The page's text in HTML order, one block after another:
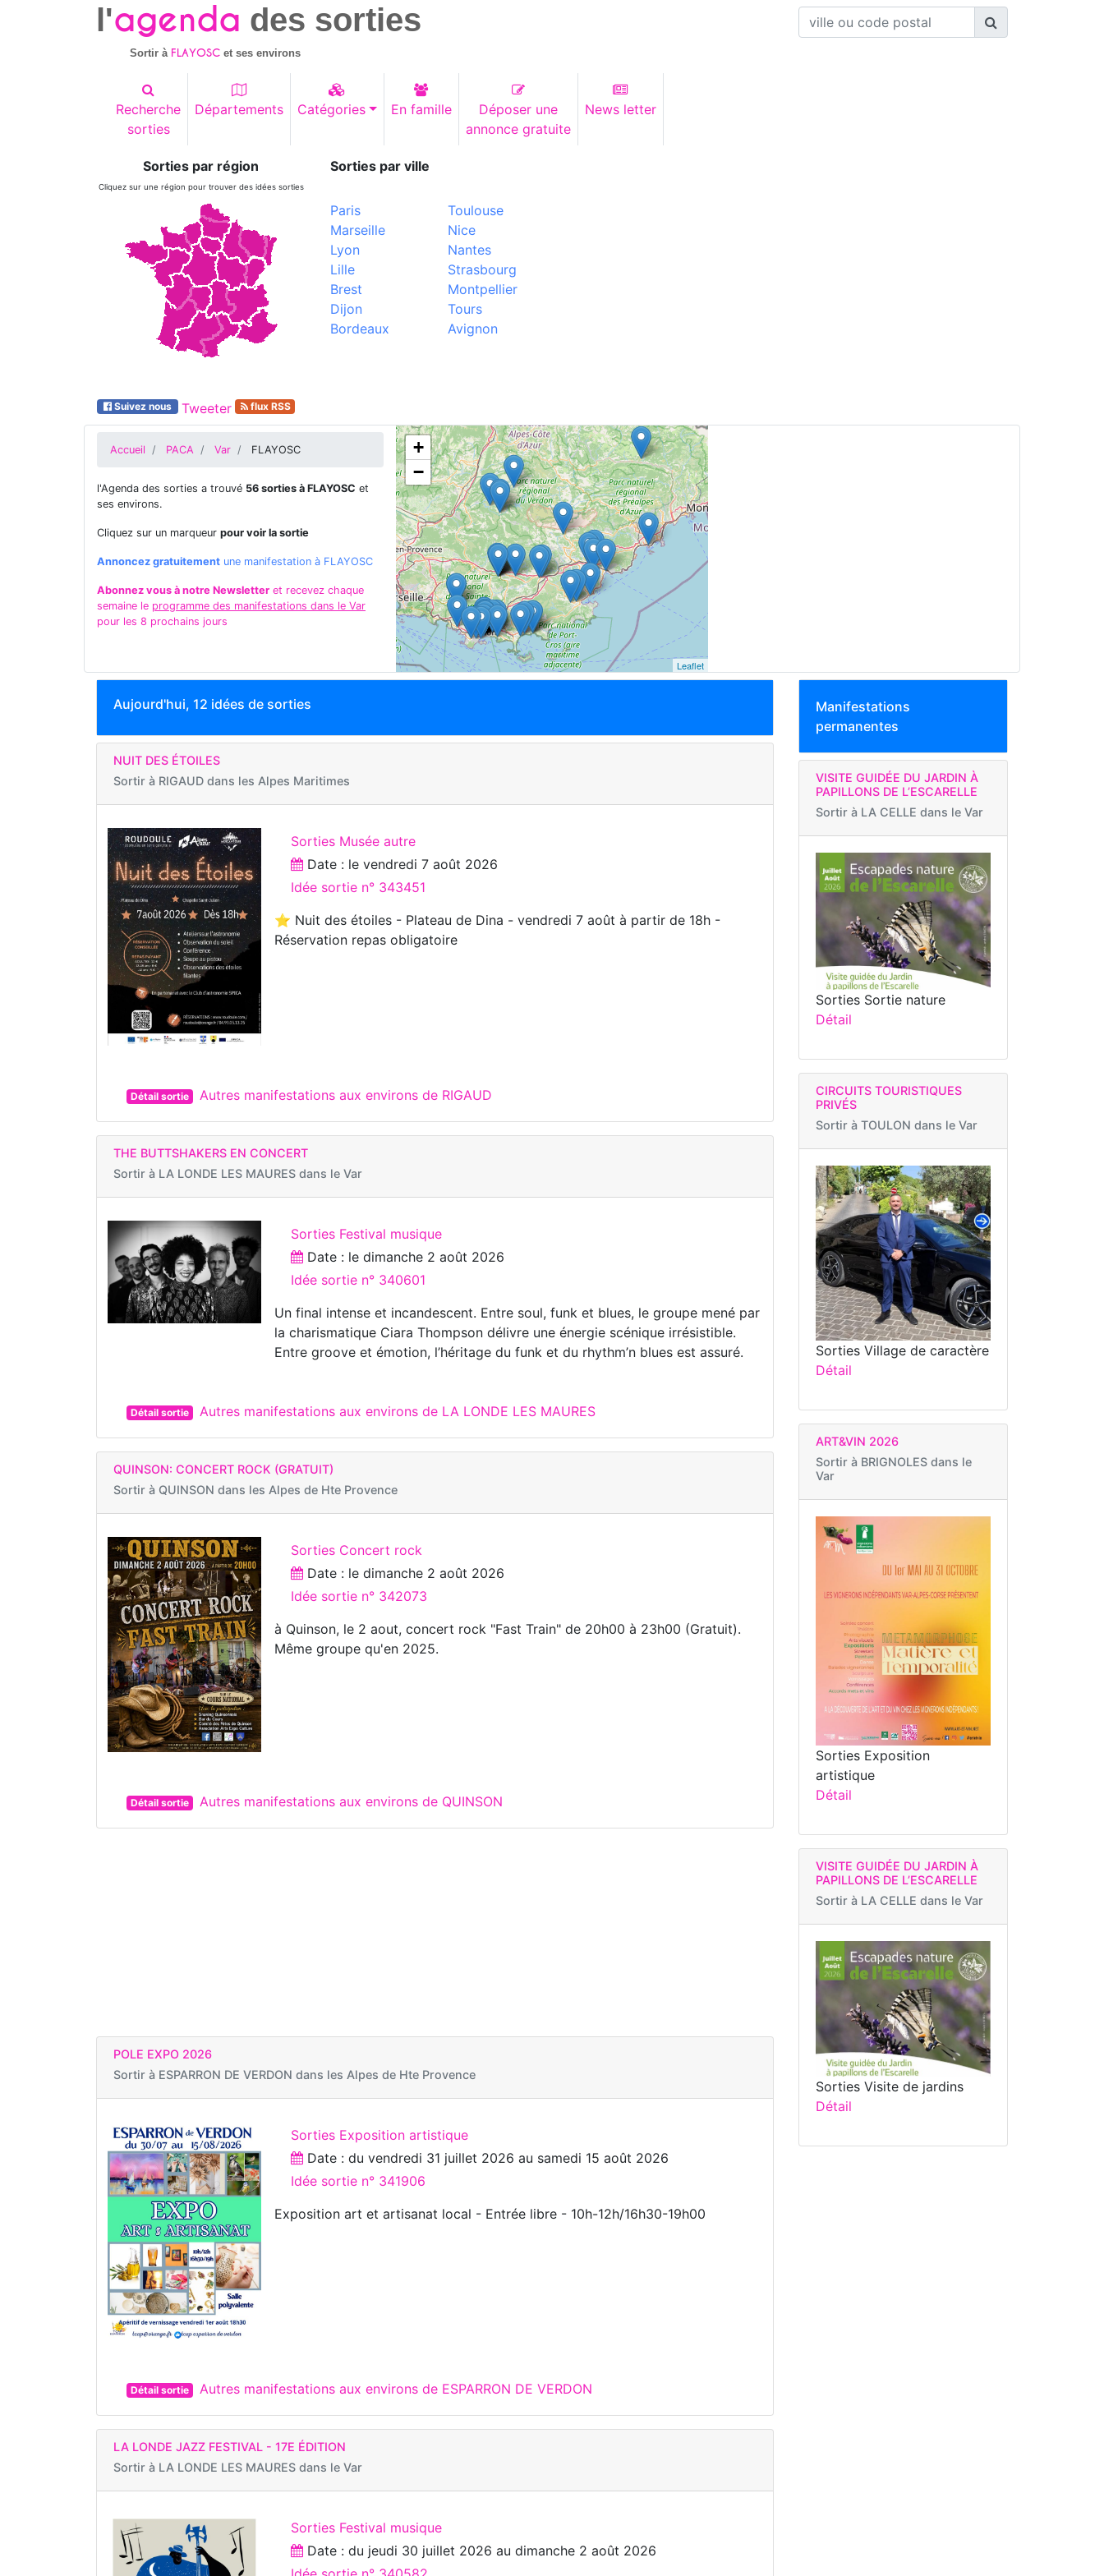
l'agenda des sorties
Sortir à FLAYOSC et ses environs
Recherche
sorties
Départements Catégories En famille
Déposer une
annonce gratuite
News letter
Sorties par région
Cliquez sur une région pour trouver des idées sorties
Sorties par ville
Paris
Marseille
Lyon
Lille
Brest
Dijon
Bordeaux
Toulouse
Nice
Nantes
Strasbourg
Montpellier
Tours
Avignon
Suivez nous Tweeter flux RSS
Accueil PACA Var FLAYOSC
l'Agenda des sorties a trouvé 56 sorties à FLAYOSC et
ses environs.
Cliquez sur un marqueur pour voir la sortie
Annoncez gratuitement une manifestation à FLAYOSC
Abonnez vous à notre Newsletter et recevez chaque
semaine le programme des manifestations dans le Var
pour les 8 prochains jours
+
−
Leaflet
Aujourd'hui, 12 idées de sorties
NUIT DES ÉTOILES
Sortir à RIGAUD dans les Alpes Maritimes
Sorties Musée autre
Date : levendredi 7 août 2026
Idée sortie n° 343451
⭐️ Nuit des étoiles - Plateau de Dina - vendredi 7 août à partir de 18h -
Réservation repas obligatoire
Détail sortie Autres manifestations aux environs de RIGAUD
THE BUTTSHAKERS EN CONCERT
Sortir à LA LONDE LES MAURES dans le Var
Sorties Festival musique
Date : ledimanche 2 août 2026
Idée sortie n° 340601
Un final intense et incandescent. Entre soul, funk et blues, le groupe mené par
la charismatique Ciara Thompson délivre une énergie scénique irrésistible.
Entre groove et émotion, l’héritage du funk et du rhythm’n blues est assuré.
Détail sortie Autres manifestations aux environs de LA LONDE LES MAURES
QUINSON: CONCERT ROCK (GRATUIT)
Sortir à QUINSON dans les Alpes de Hte Provence
Sorties Concert rock
Date : ledimanche 2 août 2026
Idée sortie n° 342073
à Quinson, le 2 aout, concert rock "Fast Train" de 20h00 à 23h00 (Gratuit).
Même groupe qu'en 2025.
Détail sortie Autres manifestations aux environs de QUINSON
POLE EXPO 2026
Sortir à ESPARRON DE VERDON dans les Alpes de Hte Provence
Sorties Exposition artistique
Date : duvendredi 31 juillet 2026 au samedi 15 août 2026
Idée sortie n° 341906
Exposition art et artisanat local - Entrée libre - 10h-12h/16h30-19h00
Détail sortie Autres manifestations aux environs de ESPARRON DE VERDON
LA LONDE JAZZ FESTIVAL - 17E ÉDITION
Sortir à LA LONDE LES MAURES dans le Var
Sorties Festival musique
Date : du jeudi 30 juillet 2026 audimanche 2 août 2026
Manifestations
permanentes
VISITE GUIDÉE DU JARDIN À
PAPILLONS DE L’ESCARELLE
Sortir à LA CELLE dans le Var
Sorties Sortie nature
Détail
CIRCUITS TOURISTIQUES
PRIVÉS
Sortir à TOULON dans le Var
Sorties Village de caractère
Détail
ART&VIN 2026
Sortir à BRIGNOLES dans le
Var
Sorties Exposition
artistique
Détail
VISITE GUIDÉE DU JARDIN À
PAPILLONS DE L’ESCARELLE
Sortir à LA CELLE dans le Var
Sorties Visite de jardins
Détail